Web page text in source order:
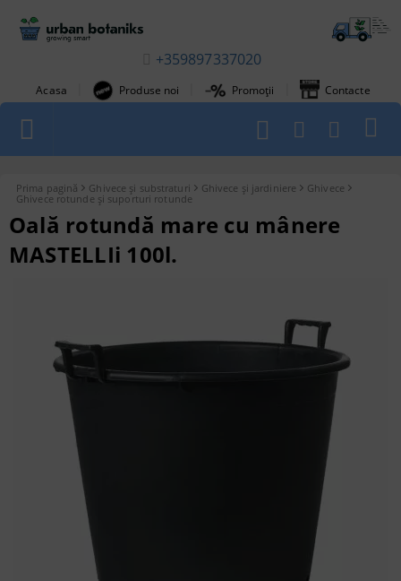
+359897337020
Acasa Produse noi Promoții Contacte
1
Prima pagină Ghivece și substraturi Ghivece și jardiniere
Ghivece
Ghivece rotunde și suporturi rotunde
Oală rotundă mare cu mânere
MASTELLIi 100l.